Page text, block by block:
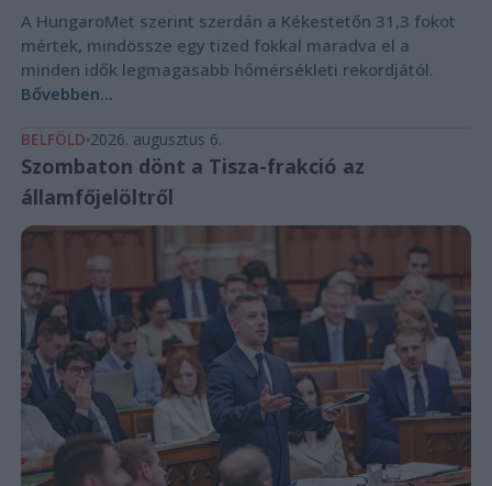
A HungaroMet szerint szerdán a Kékestetőn 31,3 fokot
mértek, mindössze egy tized fokkal maradva el a
minden idők legmagasabb hőmérsékleti rekordjától.
Bővebben...
BELFÖLD 2026. augusztus 6.
Szombaton dönt a Tisza-frakció az
államfőjelöltről